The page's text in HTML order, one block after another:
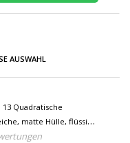
AUSWAHL
13 Quadratische
matte Hülle, flüssige